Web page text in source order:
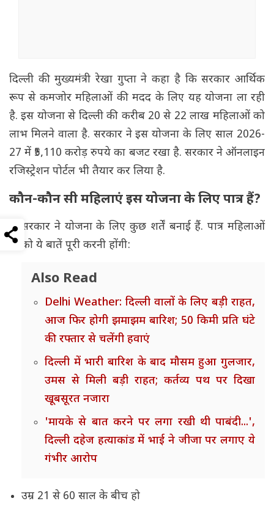
दिल्ली की मुख्यमंत्री रेखा गुप्ता ने कहा है कि सरकार आर्थिक
रूप से कमजोर महिलाओं की मदद के लिए यह योजना ला रही
है. इस योजना से दिल्ली की करीब 20 से 22 लाख महिलाओं को
लाभ मिलने वाला है. सरकार ने इस योजना के लिए साल 2026-
27 में ₹5,110 करोड़ रुपये का बजट रखा है. सरकार ने ऑनलाइन
रजिस्ट्रेशन पोर्टल भी तैयार कर लिया है.
कौन-कौन सी महिलाएं इस योजना के लिए पात्र हैं?
सरकार ने योजना के लिए कुछ शर्तें बनाई हैं. पात्र महिलाओं
को ये बातें पूरी करनी होंगी:
Also Read
Delhi Weather: दिल्ली वालों के लिए बड़ी राहत,
आज फिर होगी झमाझम बारिश; 50 किमी प्रति घंटे
की रफ्तार से चलेंगी हवाएं
दिल्ली में भारी बारिश के बाद मौसम हुआ गुलजार,
उमस से मिली बड़ी राहत; कर्तव्य पथ पर दिखा
खूबसूरत नजारा
'मायके से बात करने पर लगा रखी थी पाबंदी...',
दिल्ली दहेज हत्याकांड में भाई ने जीजा पर लगाए ये
गंभीर आरोप
उम्र 21 से 60 साल के बीच हो